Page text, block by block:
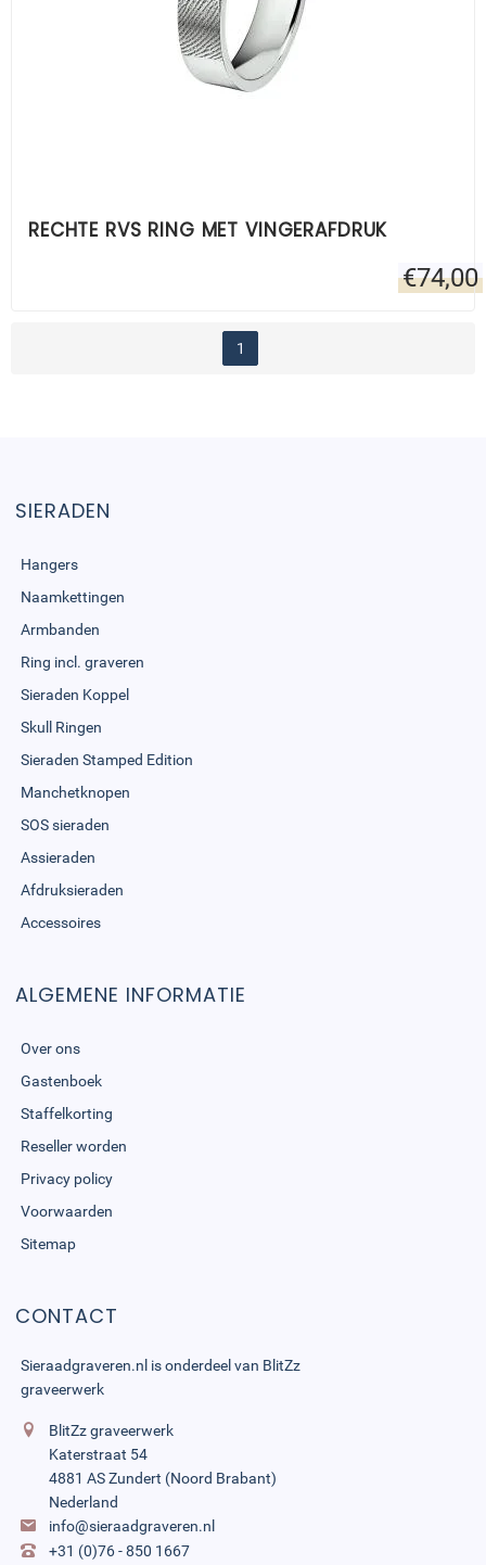
RECHTE RVS RING MET VINGERAFDRUK
€74,00
1
SIERADEN
Hangers
Naamkettingen
Armbanden
Ring incl. graveren
Sieraden Koppel
Skull Ringen
Sieraden Stamped Edition
Manchetknopen
SOS sieraden
Assieraden
Afdruksieraden
Accessoires
ALGEMENE INFORMATIE
Over ons
Gastenboek
Staffelkorting
Reseller worden
Privacy policy
Voorwaarden
Sitemap
CONTACT
Sieraadgraveren.nl is onderdeel van BlitZz
graveerwerk
BlitZz graveerwerk
Katerstraat 54
4881 AS Zundert (Noord Brabant)
Nederland
info@sieraadgraveren.nl
+31 (0)76 - 850 1667